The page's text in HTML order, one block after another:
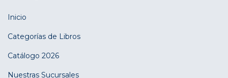
Inicio
Categorías de Libros
Catálogo 2026
Nuestras Sucursales